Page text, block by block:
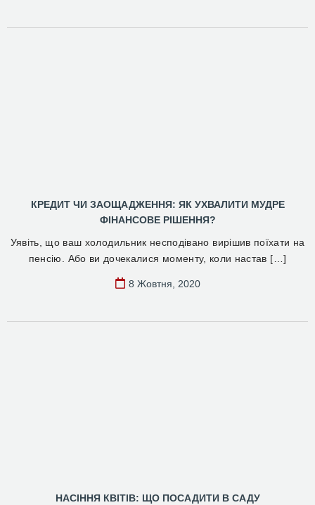
КРЕДИТ ЧИ ЗАОЩАДЖЕННЯ: ЯК УХВАЛИТИ МУДРЕ
ФІНАНСОВЕ РІШЕННЯ?
Уявіть, що ваш холодильник несподівано вирішив поїхати на
пенсію. Або ви дочекалися моменту, коли настав […]
8 Жовтня, 2020
НАСІННЯ КВІТІВ: ЩО ПОСАДИТИ В САДУ